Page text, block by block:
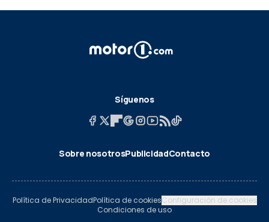
Síguenos
Sobre nosotrosPublicidadContacto
Política de PrivacidadPolítica de cookiesConfiguración de cookies
Condiciones de uso